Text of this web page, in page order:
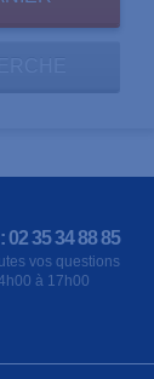
35 34 88 85
vos questions
à 17h00